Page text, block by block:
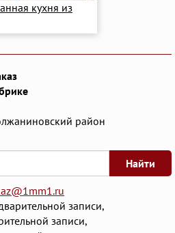
кухня из
район
Найти
записи,
записи,